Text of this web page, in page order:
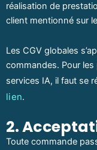
réalisation de
client mentionné sur
Les CGV globales
commandes. Pour
services IA, il faut se
lien.
2.
Toute commande